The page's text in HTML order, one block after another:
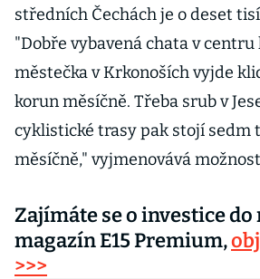
středních Čechách je o deset
"Dobře vybavená chata v
městečka v Krkonoších vyjde
korun měsíčně. Třeba srub v
cyklistické trasy pak stojí sedm
měsíčně," vyjmenovává
Zajímáte se o investice do
magazín E15 Premium,
>>>